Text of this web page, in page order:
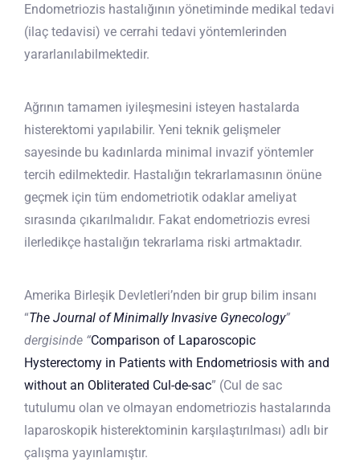
Endometriozis hastalığının yönetiminde medikal tedavi
(ilaç tedavisi) ve cerrahi tedavi yöntemlerinden
yararlanılabilmektedir.
Ağrının tamamen iyileşmesini isteyen hastalarda
histerektomi yapılabilir. Yeni teknik gelişmeler
sayesinde bu kadınlarda minimal invazif yöntemler
tercih edilmektedir. Hastalığın tekrarlamasının önüne
geçmek için tüm endometriotik odaklar ameliyat
sırasında çıkarılmalıdır. Fakat endometriozis evresi
ilerledikçe hastalığın tekrarlama riski artmaktadır.
Amerika Birleşik Devletleri’nden bir grup bilim insanı
“The Journal of Minimally Invasive Gynecology”
dergisinde “Comparison of Laparoscopic
Hysterectomy in Patients with Endometriosis with and
without an Obliterated Cul-de-sac” (Cul de sac
tutulumu olan ve olmayan endometriozis hastalarında
laparoskopik histerektominin karşılaştırılması) adlı bir
çalışma yayınlamıştır.